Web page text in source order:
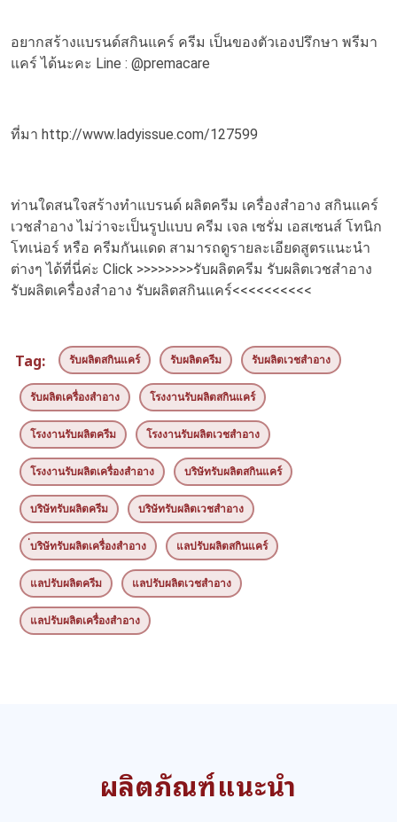
อยากสร้างแบรนด์สกินแคร์ ครีม เป็นของตัวเองปรึกษา พรีมา
แคร์ ได้นะคะ Line : @premacare
ที่มา http://www.ladyissue.com/127599
ท่านใดสนใจสร้างทำแบรนด์ ผลิตครีม เครื่องสำอาง สกินแคร์
เวชสำอาง ไม่ว่าจะเป็นรูปแบบ ครีม เจล เซรั่ม เอสเซนส์ โทนิก
โทเน่อร์ หรือ ครีมกันแดด สามารถดูรายละเอียดสูตรแนะนำ
ต่างๆ ได้ที่นี่ค่ะ Click >>>>>>>>รับผลิตครีม รับผลิตเวชสำอาง
รับผลิตเครื่องสำอาง รับผลิตสกินแคร์<<<<<<<<<<
Tag: รับผลิตสกินแคร์ รับผลิตครีม รับผลิตเวชสำอาง
รับผลิตเครื่องสำอาง โรงงานรับผลิตสกินแคร์
โรงงานรับผลิตครีม โรงงานรับผลิตเวชสำอาง
โรงงานรับผลิตเครื่องสำอาง บริษัทรับผลิตสกินแคร์
บริษัทรับผลิตครีม บริษัทรับผลิตเวชสำอาง
่บริษัทรับผลิตเครื่องสำอาง แลปรับผลิตสกินแคร์
แลปรับผลิตครีม แลปรับผลิตเวชสำอาง
แลปรับผลิตเครื่องสำอาง
ผลิตภัณฑ์แนะนำ